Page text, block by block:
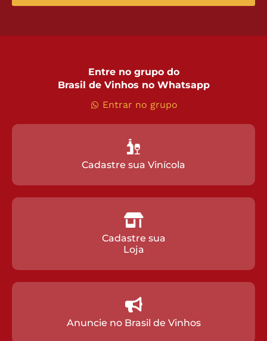
Entre no grupo do
Brasil de Vinhos no Whatsapp
Entrar no grupo
Cadastre sua Vinícola
Cadastre sua
Loja
Anuncie no Brasil de Vinhos